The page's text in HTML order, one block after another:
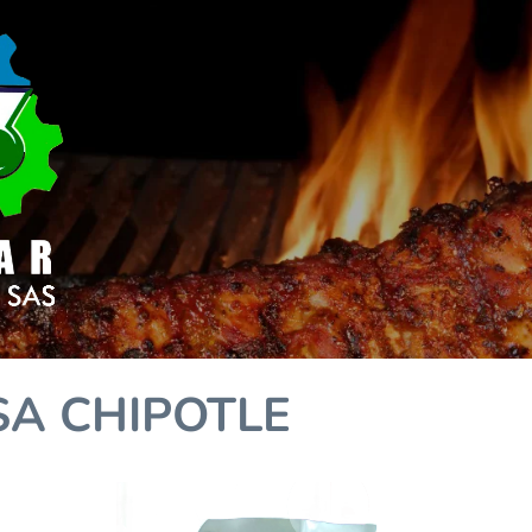
CHIPOTLE